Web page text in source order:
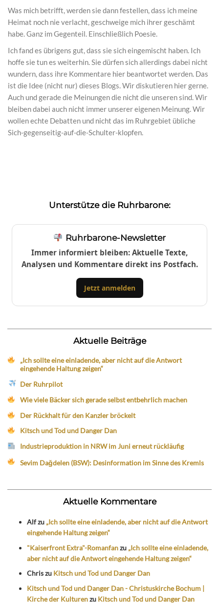
Was mich betrifft, werden sie dann festellen, dass ich meine
Heimat noch nie verlacht, geschweige mich ihrer geschämt
habe. Ganz im Gegenteil. Einschließlich Poesie.
Ich fand es übrigens gut, dass sie sich eingemischt haben. Ich
hoffe sie tun es weiterhin. Sie dürfen sich allerdings dabei nicht
wundern, dass ihre Kommentare hier beantwortet werden. Das
ist die Idee (nicht nur) dieses Blogs. Wir diskutieren hier gerne.
Auch und gerade die Meinungen die nicht die unseren sind. Wir
bleiben dabei auch nicht immer unserer eigenen Meinung. Wir
wollen echte Debatten und nicht das im Ruhrgebiet übliche
Sich-gegenseitig-auf-die-Schulter-klopfen.
Unterstütze die Ruhrbarone:
Ruhrbarone-Newsletter
Immer informiert bleiben: Aktuelle Texte,
Analysen und Kommentare direkt ins Postfach.
Jetzt anmelden
Aktuelle Beiträge
„Ich sollte eine einladende, aber nicht auf die Antwort
eingehende Haltung zeigen“
Der Ruhrpilot
Wie viele Bäcker sich gerade selbst entbehrlich machen
Der Rückhalt für den Kanzler bröckelt
Kitsch und Tod und Danger Dan
Industrieproduktion in NRW im Juni erneut rückläufig
Sevim Dağdelen (BSW): Desinformation im Sinne des Kremls
Aktuelle Kommentare
Alfzu „Ich sollte eine einladende, aber nicht auf die Antwort
eingehende Haltung zeigen“
"Kaiserfront Extra"-Romanfanzu „Ich sollte eine einladende,
aber nicht auf die Antwort eingehende Haltung zeigen“
Chriszu Kitsch und Tod und Danger Dan
Kitsch und Tod und Danger Dan - Christuskirche Bochum |
Kirche der Kulturenzu Kitsch und Tod und Danger Dan